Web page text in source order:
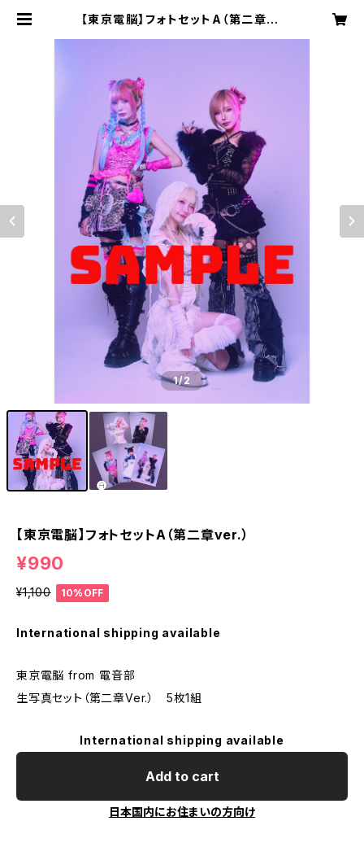
【東京電脳】フォトセットA（第二章ve
1/2
【東京電脳】フォトセットA（第二章ver.）
¥990
¥1,100 10%OFF
International shipping available
東京電脳 from 電音部
生写真セット（第二章Ver.） 5枚1組
International shipping available
Add to cart
日本国内にお住まいの方向け